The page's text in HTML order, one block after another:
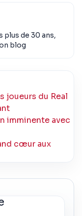
plus de 30 ans,
blog
joueurs du Real
imminente avec
cœur aux